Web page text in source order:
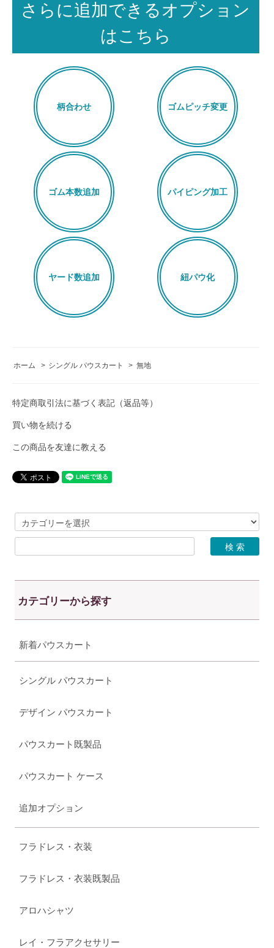
さらに追加できるオプション
はこちら
柄合わせ ゴムピッチ変更
ゴム本数追加 パイピング加工
ヤード数追加 紐パウ化
ホーム > シングル パウスカート > 無地
特定商取引法に基づく表記（返品等）
買い物を続ける
この商品を友達に教える
カテゴリーから探す
新着パウスカート
シングル パウスカート
デザイン パウスカート
パウスカート既製品
パウスカート ケース
追加オプション
フラドレス・衣装
フラドレス・衣装既製品
アロハシャツ
レイ・フラアクセサリー